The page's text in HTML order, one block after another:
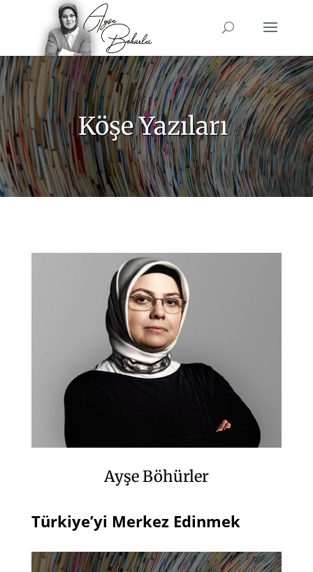
Köşe Yazıları
Ayşe Böhürler
Türkiye’yi Merkez Edinmek